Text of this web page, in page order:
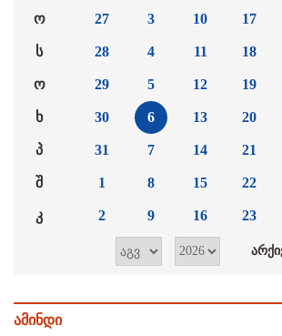
ო
ს
ო
ხ
პ
შ
კ
27
28
29
30
31
1
2
3
4
5
6
7
8
9
10
11
12
13
14
15
16
17
18
19
20
21
22
23
ამინდი